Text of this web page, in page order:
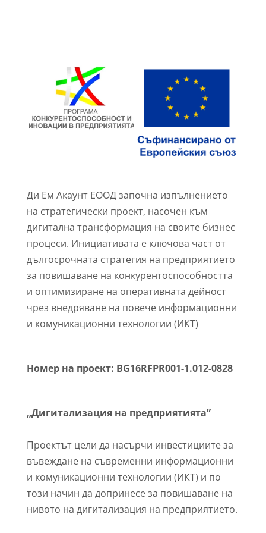
Ди Ем Акаунт ЕООД започна изпълнението
на стратегически проект, насочен към
дигитална трансформация на своите бизнес
процеси. Инициативата е ключова част от
дългосрочната стратегия на предприятието
за повишаване на конкурентоспособността
и оптимизиране на оперативната дейност
чрез внедряване на повече информационни
и комуникационни технологии (ИКТ)
Номер на проект: BG16RFPR001-1.012-0828
„Дигитализация на предприятията”
Проектът цели да насърчи инвестициите за
въвеждане на съвременни информационни
и комуникационни технологии (ИКТ) и по
този начин да допринесе за повишаване на
нивото на дигитализация на предприятието.